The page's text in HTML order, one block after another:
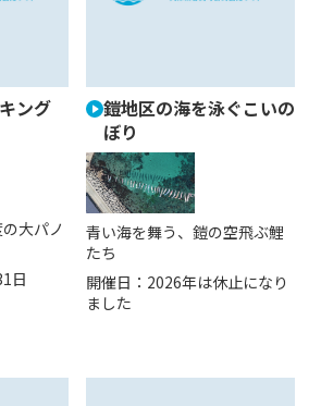
ング
大パノ
日
鎧地区の海を泳ぐこいの
ぼり
青い海を舞う、鎧の空飛ぶ鯉
たち
開催日： 2026年は休止になり
ました